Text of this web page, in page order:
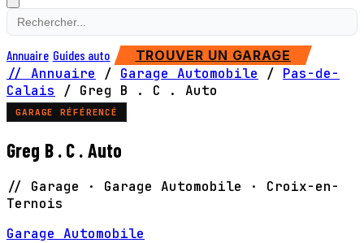
Annuaire Guides auto TROUVER UN GARAGE
// Annuaire / Garage Automobile / Pas-de-
Calais
/ Greg B . C . Auto
GARAGE RÉFÉRENCÉ
Greg B . C . Auto
// Garage · Garage Automobile · Croix-en-
Ternois
Garage Automobile